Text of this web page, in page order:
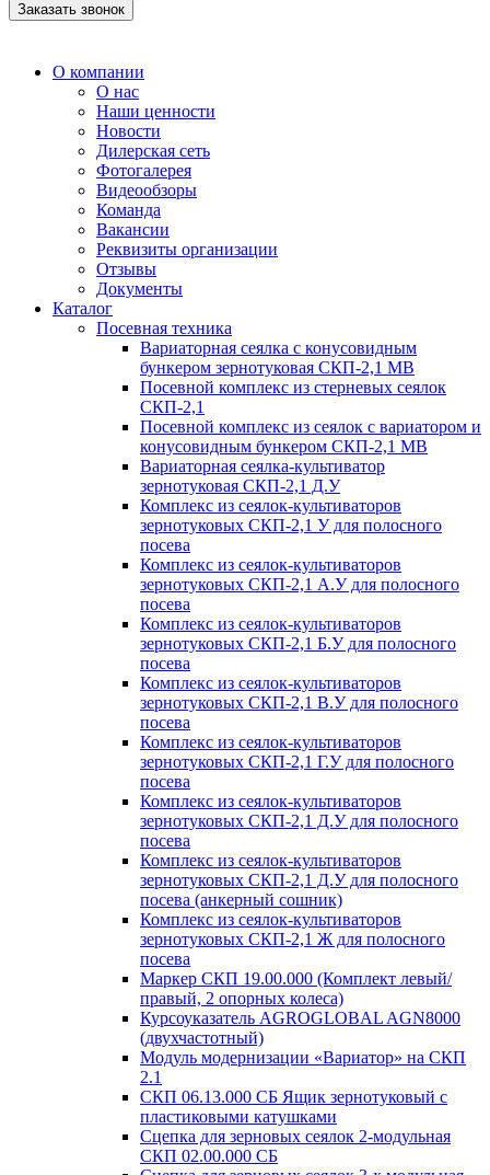
Заказать звонок
О компании
О нас
Наши ценности
Новости
Дилерская сеть
Фотогалерея
Видеообзоры
Команда
Вакансии
Реквизиты организации
Отзывы
Документы
Каталог
Посевная техника
Вариаторная сеялка с конусовидным
бункером зернотуковая СКП-2,1 МВ
Посевной комплекс из стерневых сеялок
СКП-2,1
Посевной комплекс из сеялок с вариатором и
конусовидным бункером СКП-2,1 МВ
Вариаторная сеялка-культиватор
зернотуковая СКП-2,1 Д.У
Комплекс из сеялок-культиваторов
зернотуковых СКП-2,1 У для полосного
посева
Комплекс из сеялок-культиваторов
зернотуковых СКП-2,1 А.У для полосного
посева
Комплекс из сеялок-культиваторов
зернотуковых СКП-2,1 Б.У для полосного
посева
Комплекс из сеялок-культиваторов
зернотуковых СКП-2,1 В.У для полосного
посева
Комплекс из сеялок-культиваторов
зернотуковых СКП-2,1 Г.У для полосного
посева
Комплекс из сеялок-культиваторов
зернотуковых СКП-2,1 Д.У для полосного
посева
Комплекс из сеялок-культиваторов
зернотуковых СКП-2,1 Д.У для полосного
посева (анкерный сошник)
Комплекс из сеялок-культиваторов
зернотуковых СКП-2,1 Ж для полосного
посева
Маркер СКП 19.00.000 (Комплект левый/
правый, 2 опорных колеса)
Курсоуказатель AGROGLOBAL AGN8000
(двухчастотный)
Модуль модернизации «Вариатор» на СКП
2.1
СКП 06.13.000 СБ Ящик зернотуковый с
пластиковыми катушками
Сцепка для зерновых сеялок 2-модульная
СКП 02.00.000 СБ